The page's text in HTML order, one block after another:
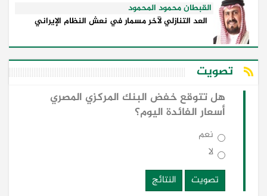
القبطان محمود المحمود
العد التنازلي لآخر مسمار في نعش النظام الإيراني
تصويت
هل تتوقع خفض البنك المركزي المصري
أسعار الفائدة اليوم؟
نعم
لا
تصويت
النتائج